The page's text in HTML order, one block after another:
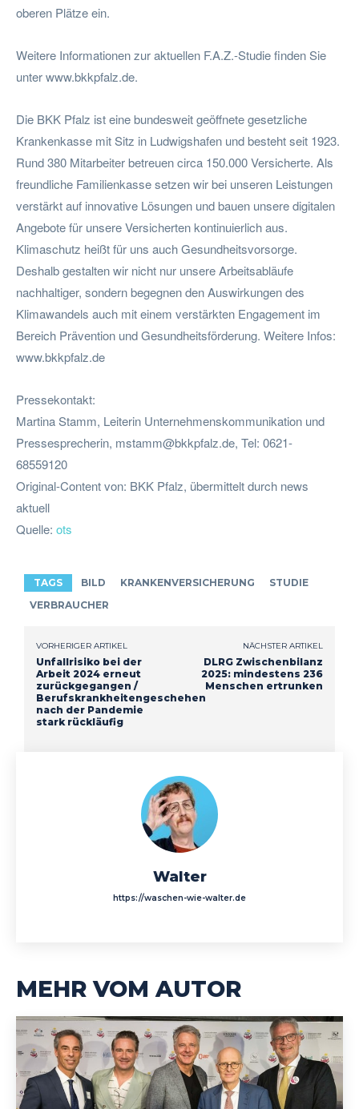
oberen Plätze ein.
Weitere Informationen zur aktuellen F.A.Z.-Studie finden Sie
unter www.bkkpfalz.de.
Die BKK Pfalz ist eine bundesweit geöffnete gesetzliche
Krankenkasse mit Sitz in Ludwigshafen und besteht seit 1923.
Rund 380 Mitarbeiter betreuen circa 150.000 Versicherte. Als
freundliche Familienkasse setzen wir bei unseren Leistungen
verstärkt auf innovative Lösungen und bauen unsere digitalen
Angebote für unsere Versicherten kontinuierlich aus.
Klimaschutz heißt für uns auch Gesundheitsvorsorge.
Deshalb gestalten wir nicht nur unsere Arbeitsabläufe
nachhaltiger, sondern begegnen den Auswirkungen des
Klimawandels auch mit einem verstärkten Engagement im
Bereich Prävention und Gesundheitsförderung. Weitere Infos:
www.bkkpfalz.de
Pressekontakt:
Martina Stamm, Leiterin Unternehmenskommunikation und
Pressesprecherin, mstamm@bkkpfalz.de, Tel: 0621-
68559120
Original-Content von: BKK Pfalz, übermittelt durch news
aktuell
Quelle: ots
TAGS BILD KRANKENVERSICHERUNG
STUDIE
VERBRAUCHER
VORHERIGER ARTIKEL
Unfallrisiko bei der
Arbeit 2024 erneut
zurückgegangen /
Berufskrankheitengeschehen
nach der Pandemie
stark rückläufig
NÄCHSTER ARTIKEL
DLRG Zwischenbilanz
2025: mindestens 236
Menschen ertrunken
Walter
https://waschen-wie-walter.de
MEHR VOM AUTOR